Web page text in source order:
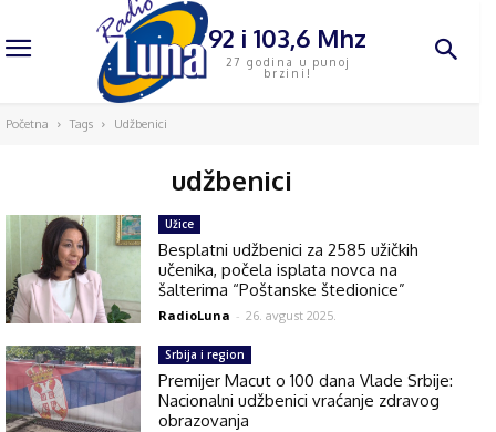
92 i 103,6 Mhz
27 godina u punoj
brzini!
Početna Tags Udžbenici
udžbenici
Užice
Besplatni udžbenici za 2585 užičkih
učenika, počela isplata novca na
šalterima “Poštanske štedionice”
RadioLuna - 26. avgust 2025.
Srbija i region
Premijer Macut o 100 dana Vlade Srbije:
Nacionalni udžbenici vraćanje zdravog
obrazovanja